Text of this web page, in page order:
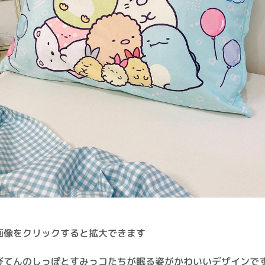
をクリックすると拡大できます
てんのしっぽとすみっコたちが眠る姿がかわいいデザインで